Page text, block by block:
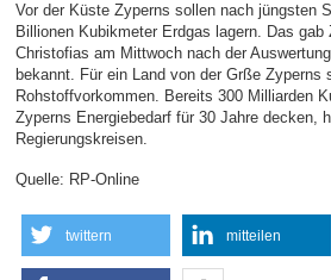
Vor der Küste Zyperns sollen nach jüngsten
Billionen Kubikmeter Erdgas lagern. Das
Christofias am Mittwoch nach der
bekannt. Für ein Land von der Grße Zyperns
Rohstoffvorkommen. Bereits 300 Milliarden
Zyperns Energiebedarf für 30 Jahre decken,
Regierungskreisen.
Quelle: RP-Online
twittern mitteilen